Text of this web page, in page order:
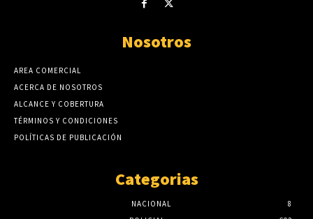
Nosotros
AREA COMERCIAL
ACERCA DE NOSOTROS
ALCANCE Y COBERTURA
TÉRMINOS Y CONDICIONES
POLÍTICAS DE PUBLICACIÓN
Categorias
NACIONAL
8